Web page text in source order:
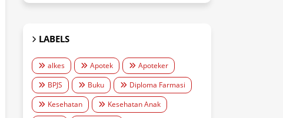
LABELS
alkes Apotek
Apoteker
BPJS
Buku
Diploma Farmasi
Kesehatan
Kesehatan Anak